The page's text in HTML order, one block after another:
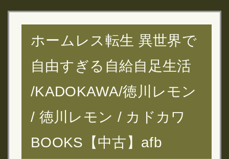
ホームレス転生 異世界で
自由すぎる自給自足生活
/KADOKAWA/徳川レモン
/ 徳川レモン / カドカワ
BOOKS【中古】afb